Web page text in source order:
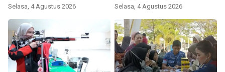
Selasa, 4 Agustus 2026 Selasa, 4 Agustus 2026